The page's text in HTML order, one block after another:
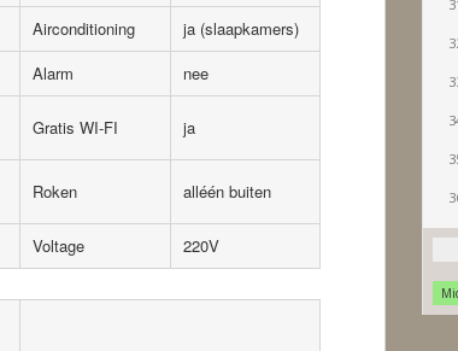
Airconditioning
ja (slaapkamers)
Alarm
nee
Gratis WI-FI ja
Roken alléén buiten
Voltage 220V